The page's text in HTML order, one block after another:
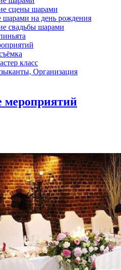
сцены шарами
шарами на день рождения
свадьбы шарами
класс
Организация